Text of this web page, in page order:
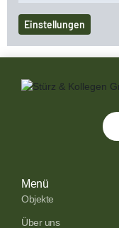
Menü
Objekte
Über uns